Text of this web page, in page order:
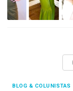
BLOG & COLUNISTAS